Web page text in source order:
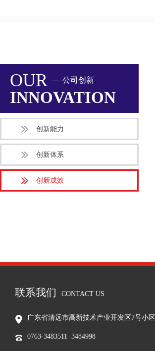
OUR — 公司创新
INNOVATION
创新能力
创新体系
创新成效
联系我们 CONTACT US
广东省清远市高新技术产业开发区7号小区
0763-3483511 3484998